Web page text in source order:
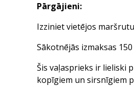
Pārgājieni:
Izziniet vietējos
Sākotnējās izmaksas
Šis vaļasprieks ir lieliski
kopīgiem un sirsnīgiem